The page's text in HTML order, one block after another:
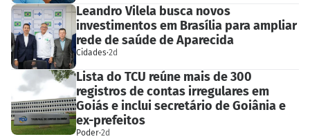
Leandro Vilela busca novos
investimentos em Brasília para ampliar
rede de saúde de Aparecida
Cidades·2d
Lista do TCU reúne mais de 300
registros de contas irregulares em
Goiás e inclui secretário de Goiânia e
ex-prefeitos
Poder·2d